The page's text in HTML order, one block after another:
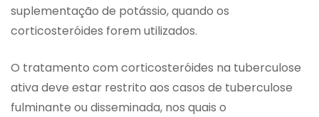
suplementação de potássio, quando os
corticosteróides forem utilizados.
O tratamento com corticosteróides na tuberculose
ativa deve estar restrito aos casos de tuberculose
fulminante ou disseminada, nos quais o